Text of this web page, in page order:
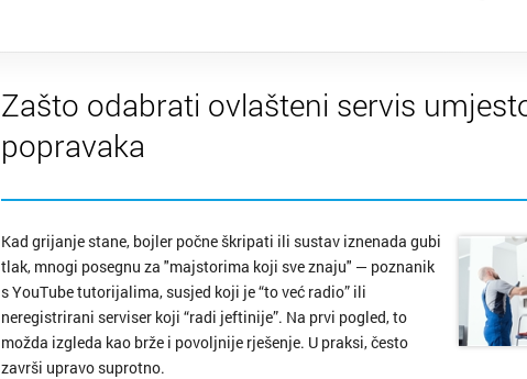
Zašto odabrati ovlašteni servis
popravaka
Kad grijanje stane, bojler počne škripati ili sustav iznenada gubi
tlak, mnogi posegnu za "majstorima koji sve znaju" — poznanik
s YouTube tutorijalima, susjed koji je “to već radio” ili
neregistrirani serviser koji “radi jeftinije”. Na prvi pogled, to
možda izgleda kao brže i povoljnije rješenje. U praksi, često
završi upravo suprotno.